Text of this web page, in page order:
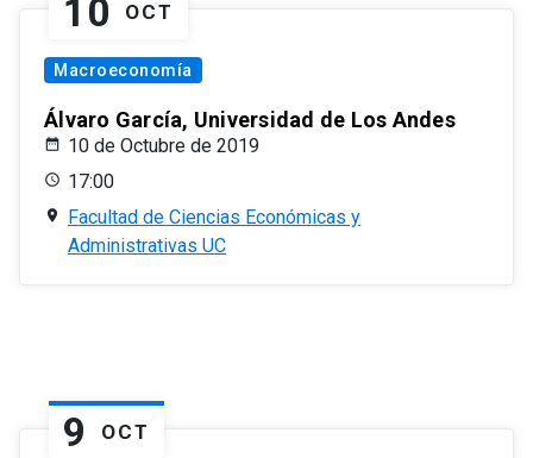
10 OCT
Macroeconomía
Álvaro García, Universidad de Los Andes
10 de Octubre de 2019
17:00
Facultad de Ciencias Económicas y
Administrativas UC
9 OCT